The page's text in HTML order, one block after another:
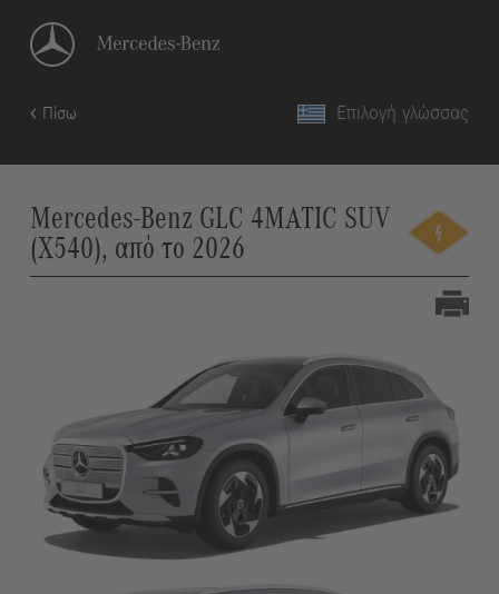
Πίσω Επιλογή γλώσσας
Mercedes-Benz GLC 4MATIC SUV
(X540), από το 2026